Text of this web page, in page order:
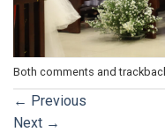
Both comments and
← Previous
Next →